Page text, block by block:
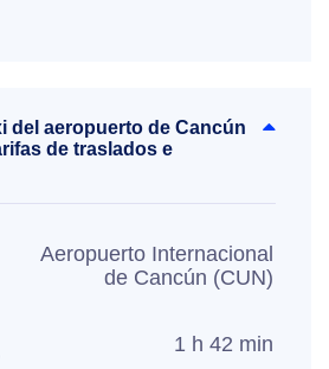
del aeropuerto de Cancún
de traslados e
Aeropuerto Internacional
de Cancún (CUN)
1 h 42 min